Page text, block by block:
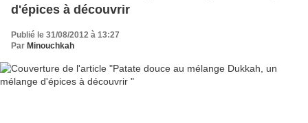
d'épices à découvrir
Publié le 31/08/2012 à 13:27
Par Minouchkah